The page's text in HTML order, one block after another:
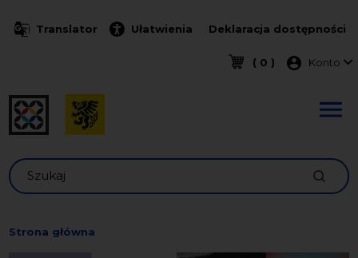
Translator Ułatwienia Deklaracja dostępności
( 0 ) Menu
Konto
Szukaj
Strona główna